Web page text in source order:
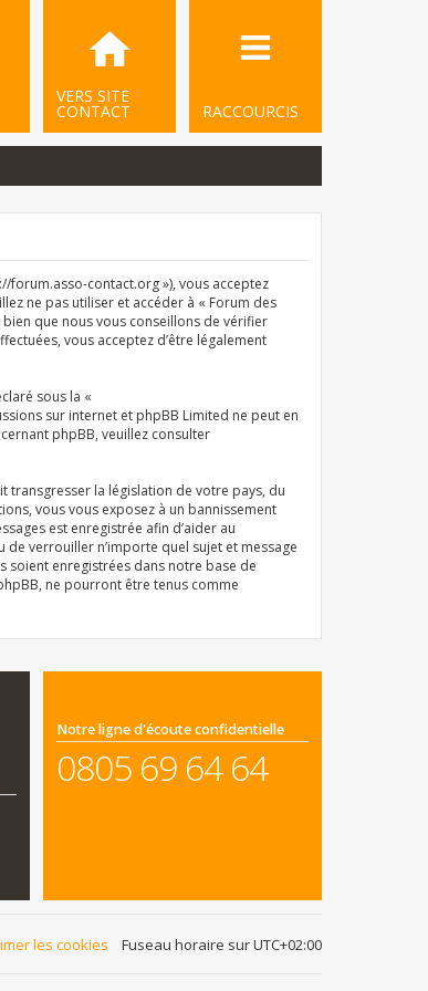
RACCOURCIS
VERS SITE
CONTACT
forum.asso-contact.org »), vous acceptez
ne pas utiliser et accéder à « Forum des
que nous vous conseillons de vérifier
vous acceptez d’être légalement
sous la «
sur internet et phpBB Limited ne peut en
phpBB, veuillez consulter
transgresser la législation de votre pays, du
vous vous exposez à un bannissement
est enregistrée afin d’aider au
verrouiller n’importe quel sujet et message
soient enregistrées dans notre base de
ne pourront être tenus comme
Notre ligne d'écoute confidentielle
0805 69 64 64
Fuseau horaire surUTC+02:00
les cookies